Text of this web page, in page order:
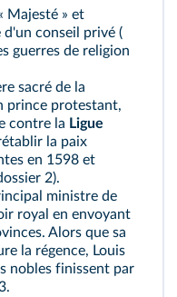
Majesté » et
d'un conseil privé (
guerres de religion
sacré de la
prince protestant,
contre la Ligue
la paix
en 1598 et
2).
ministre de
royal en envoyant
Alors que sa
la régence, Louis
nobles finissent par